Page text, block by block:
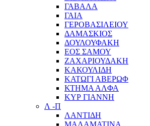
ΓΑΒΑΛΑ
ΓΑΙΑ
ΓΕΡΟΒΑΣΙΛΕΙΟΥ
ΔΑΜΑΣΚΙΟΣ
ΔΟΥΛΟΥΦΑΚΗ
ΕΟΣ ΣΑΜΟΥ
ΖΑΧΑΡΙΟΥΔΑΚΗ
ΚΑΚΟΥΛΙΔΗ
ΚΑΤΩΓΙ ΑΒΕΡΩΦ
ΚΤΗΜΑ ΑΛΦΑ
ΚΥΡ ΓΙΑΝΝΗ
Λ -Π
ΛΑΝΤΙΔΗ
ΜΑΛΑΜΑΤΙΝΑ